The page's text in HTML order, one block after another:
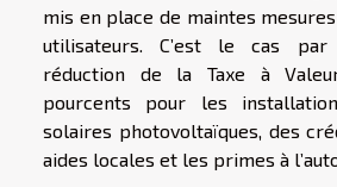
mis en place de maintes
utilisateurs. C’est le cas
réduction de la Taxe à
pourcents pour les
solaires photovoltaïques, des
aides locales et les primes à